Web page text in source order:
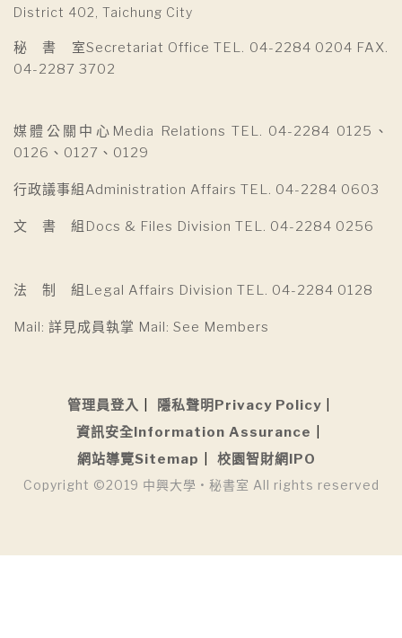
District 402, Taichung City
秘 書 室Secretariat Office TEL. 04-2284 0204 FAX.
04-2287 3702
媒體公關中心Media Relations TEL. 04-2284 0125、
0126、0127、0129
行政議事組Administration Affairs TEL. 04-2284 0603
文 書 組Docs & Files Division TEL. 04-2284 0256
法 制 組Legal Affairs Division TEL. 04-2284 0128
Mail: 詳見成員執掌 Mail: See Members
管理員登入
隱私聲明Privacy Policy
資訊安全Information Assurance
網站導覽Sitemap
校園智財網IPO
Copyright ©2019 中興大學 • 秘書室 All rights reserved